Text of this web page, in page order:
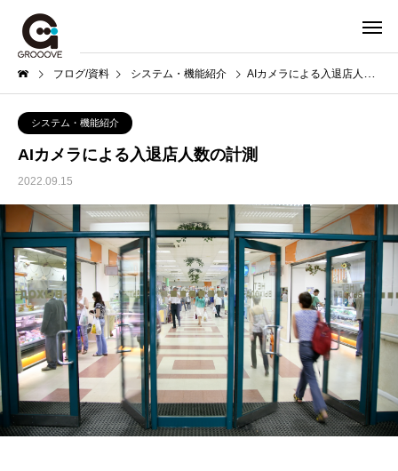
ブログ/資料 システム・機能紹介 AIカメラによる入退店人数の計測
システム・機能紹介
AIカメラによる入退店人数の計測
2022.09.15